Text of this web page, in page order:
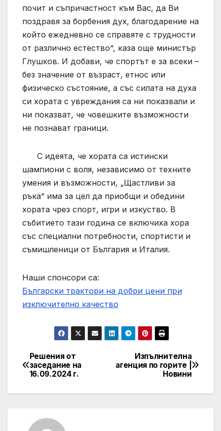
почит и съпричастност към Вас, да Ви
поздравя за борбения дух, благодарение на
който ежедневно се справяте с трудности
от различно естество“, каза още министър
Глушков. И добави, че спортът е за всеки –
без значение от възраст, етнос или
физическо състояние, а със силата на духа
си хората с увреждания са ни показвали и
ни показват, че човешките възможности
не познават граници.
С идеята, че хората са истински
шампиони с воля, независимо от техните
умения и възможности, „Щастливи за
ръка“ има за цел да приобщи и обедини
хората чрез спорт, игри и изкуство. В
събитието тази година се включиха хора
със специални потребности, спортисти и
съмишленици от България и Италия.
Наши спонсори са:
Български трактори на добри цени при
изключително качество
Post
navigation
Изпълнителна
агенция по горите |
Новини
Решения от
заседание на
16.09.2024 г.